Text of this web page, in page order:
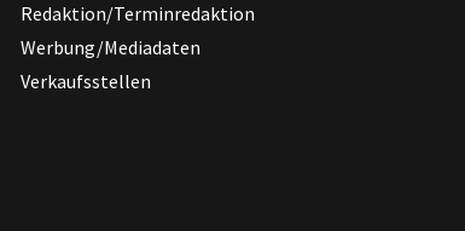
Redaktion/Terminredaktion
Werbung/Mediadaten
Verkaufsstellen